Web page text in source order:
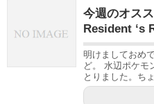
今週のオス
Resident ‘s
明けましておめ
ど。 水辺ポケモ
とりました。ち